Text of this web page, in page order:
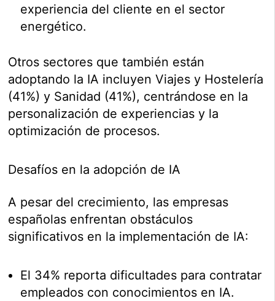
experiencia del cliente en el sector
energético.
Otros sectores que también están
adoptando la IA incluyen Viajes y Hostelería
(41%) y Sanidad (41%), centrándose en la
personalización de experiencias y la
optimización de procesos.
Desafíos en la adopción de IA
A pesar del crecimiento, las empresas
españolas enfrentan obstáculos
significativos en la implementación de IA:
El 34% reporta dificultades para contratar
empleados con conocimientos en IA.